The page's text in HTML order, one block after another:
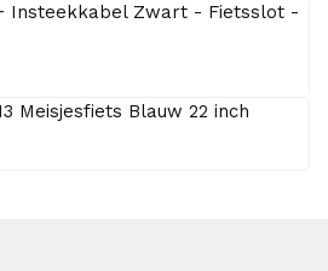
Insteekkabel Zwart - Fietsslot -
Meisjesfiets Blauw 22 inch